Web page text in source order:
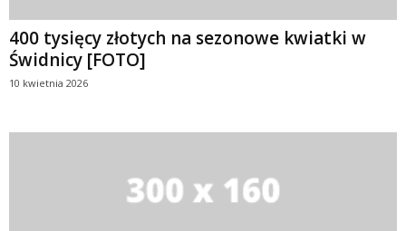
400 tysięcy złotych na sezonowe kwiatki w
Świdnicy [FOTO]
10 kwietnia 2026